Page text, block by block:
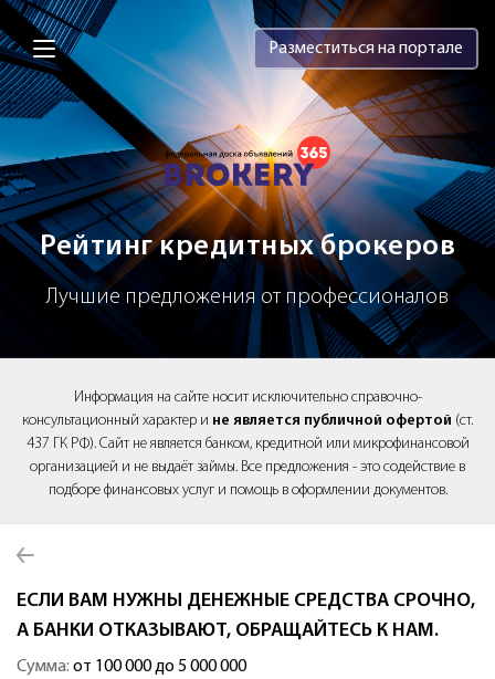
Brokery365 - Рейтинг кредитных
Разместиться на портале
Рейтинг кредитных брокеров
Лучшие предложения от профессионалов
Информация на сайте носит исключительно справочно-
консультационный характер и не является публичной офертой (ст.
437 ГК РФ). Сайт не является банком, кредитной или микрофинансовой
организацией и не выдаёт займы. Все предложения - это содействие в
подборе финансовых услуг и помощь в оформлении документов.
ЕСЛИ ВАМ НУЖНЫ ДЕНЕЖНЫЕ СРЕДСТВА СРОЧНО,
А БАНКИ ОТКАЗЫВАЮТ, ОБРАЩАЙТЕСЬ К НАМ.
Сумма: от 100 000 до 5 000 000